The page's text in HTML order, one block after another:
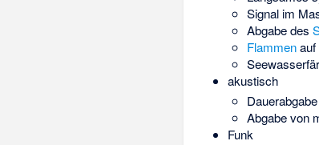
Signal im
Abgabe des
Flammenauf
akustisch
Abgabe von
Funk